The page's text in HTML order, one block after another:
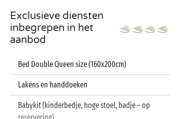
Exclusieve diensten
inbegrepen in het
aanbod
Bed Double Queen size (160x200cm)
Lakens en handdoeken
Babykit (kinderbedje, hoge stoel, badje – op